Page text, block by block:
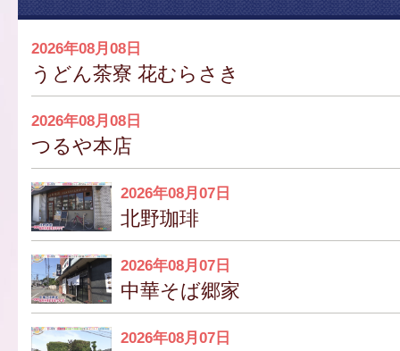
2026年08月08日
うどん茶寮 花むらさき
2026年08月08日
つるや本店
2026年08月07日
北野珈琲
2026年08月07日
中華そば郷家
2026年08月07日